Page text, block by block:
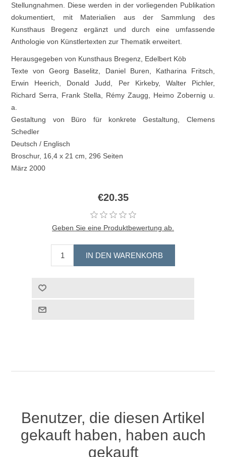
Stellungnahmen. Diese werden in der vorliegenden Publikation
dokumentiert, mit Materialien aus der Sammlung des
Kunsthaus Bregenz ergänzt und durch eine umfassende
Anthologie von Künstlertexten zur Thematik erweitert.
Herausgegeben von Kunsthaus Bregenz, Edelbert Köb
Texte von Georg Baselitz, Daniel Buren, Katharina Fritsch,
Erwin Heerich, Donald Judd, Per Kirkeby, Walter Pichler,
Richard Serra, Frank Stella, Rémy Zaugg, Heimo Zobernig u.
a.
Gestaltung von Büro für konkrete Gestaltung, Clemens
Schedler
Deutsch / Englisch
Broschur, 16,4 x 21 cm, 296 Seiten
März 2000
€20.35
Geben Sie eine Produktbewertung ab.
Benutzer, die diesen Artikel
gekauft haben, haben auch
gekauft